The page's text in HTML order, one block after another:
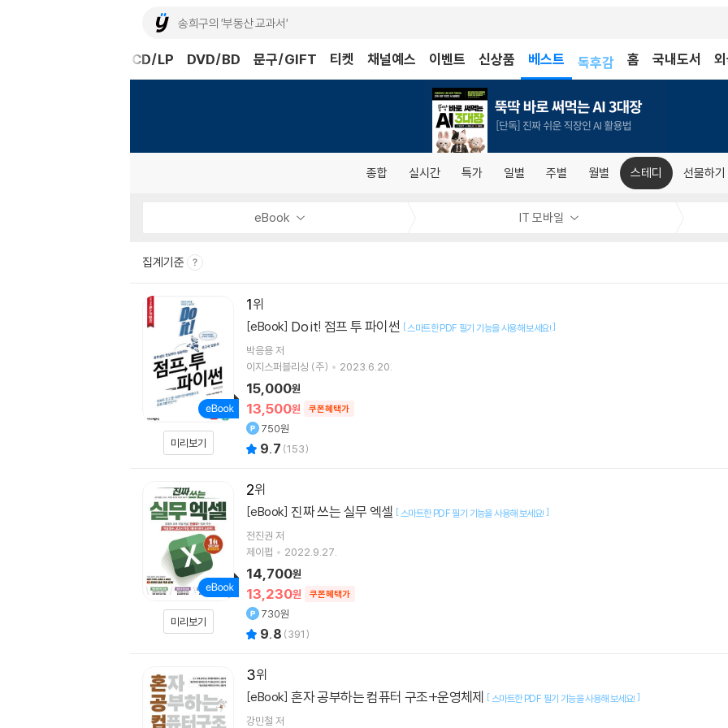
채널예스 이벤트 신상품 베스트
독후감
어린이
홈 국내도서
CD/LP DVD/BD 문구/GIFT 티켓
종합 실시간 특가 일별 주별 월별 스테디 선물하기
eBook IT 모바일
집계기준
1
미리보기
[eBook] Do it! 점프 투 파이썬 [스마트한 PDF 필기 기능을 사용해 보세요!]
박응용저
이지스퍼블리싱 (주)
2023.6.20.
13,500원 쿠폰혜택가
15,000원
750원
9.7 (153)
2
미리보기
[eBook] 진짜 쓰는 실무 엑셀 [스마트한 PDF 필기 기능을 사용해 보세요!]
전진권 저
제이펍
2022.9.27.
13,230원 쿠폰혜택가
14,700원
730원
9.8 (391)
3
[eBook] 혼자 공부하는 컴퓨터 구조+운영체제 [스마트한 PDF 필기 기능을 사용해 보세요!]
강민철 저